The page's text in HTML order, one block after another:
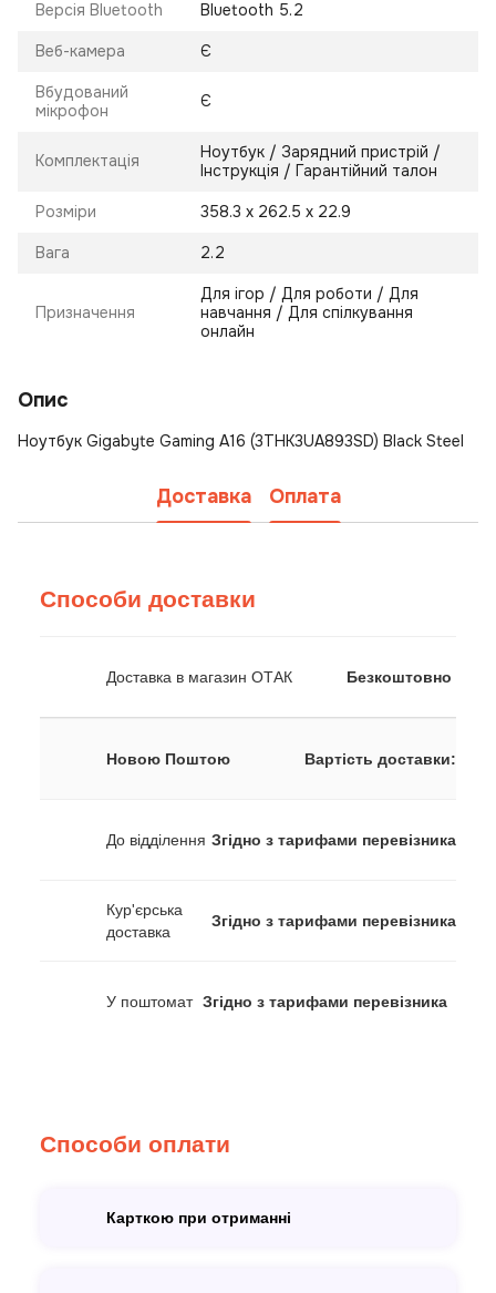
Версія Bluetooth Bluetooth 5.2
Веб-камера Є
Вбудований
мікрофон
Є
Комплектація
Ноутбук / Зарядний пристрій /
Інструкція / Гарантійний талон
Розміри 358.3 х 262.5 х 22.9
Вага 2.2
Призначення
Для ігор / Для роботи / Для
навчання / Для спілкування
онлайн
Опис
Ноутбук Gigabyte Gaming A16 (3THK3UA893SD) Black Steel
Доставка Оплата
Способи доставки
Доставка в магазин ОТАК Безкоштовно
Новою Поштою Вартість доставки:
До відділення Згідно з тарифами перевізника
Кур'єрська
доставка
Згідно з тарифами перевізника
У поштомат Згідно з тарифами перевізника
Способи оплати
Карткою при отриманні